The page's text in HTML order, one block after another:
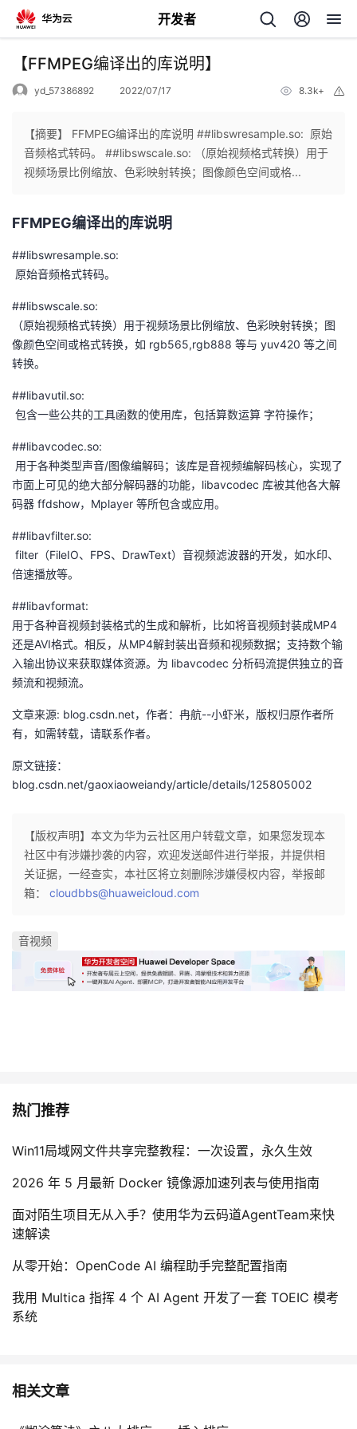
开发者
返
人
主
页
我
的
开
发
我
的
博
客
我
的
论
坛
我
的
圈
子
我
的
直
播
我
的
活
动
我
的
关
注
我
开
发
学
堂
的
我
验
收
藏
我
的
Programs
我
的
持
我
议
【FFMPEG编译出的库说明】
yd_57386892 2022/07/17 8.3k+
【摘要】 FFMPEG编译出的库说明 ##libswresample.so: ​ 原始
音频格式转码。 ##libswscale.so: ​（原始视频格式转换）用于
视频场景比例缩放、色彩映射转换；图像颜色空间或格...
FFMPEG编译出的库说明
##libswresample.so:
​ 原始音频格式转码。
##libswscale.so:
​（原始视频格式转换）用于视频场景比例缩放、色彩映射转换；图
像颜色空间或格式转换，如 rgb565,rgb888 等与 yuv420 等之间
转换。
##libavutil.so:
​ 包含一些公共的工具函数的使用库，包括算数运算 字符操作；
##libavcodec.so:
​ 用于各种类型声音/图像编解码；该库是音视频编解码核心，实现了
市面上可见的绝大部分解码器的功能，libavcodec 库被其他各大解
码器 ffdshow，Mplayer 等所包含或应用。
##libavfilter.so:
​ filter（FileIO、FPS、DrawText）音视频滤波器的开发，如水印、
倍速播放等。
##libavformat: ​
用于各种音视频封装格式的生成和解析，比如将音视频封装成MP4
还是AVI格式。相反，从MP4解封装出音频和视频数据；支持数个输
入输出协议来获取媒体资源。为 libavcodec 分析码流提供独立的音
频流和视频流。
文章来源: blog.csdn.net，作者：冉航--小虾米，版权归原作者所
有，如需转载，请联系作者。
原文链接：
blog.csdn.net/gaoxiaoweiandy/article/details/125805002
【版权声明】本文为华为云社区用户转载文章，如果您发现本
社区中有涉嫌抄袭的内容，欢迎发送邮件进行举报，并提供相
关证据，一经查实，本社区将立刻删除涉嫌侵权内容，举报邮
箱： cloudbbs@huaweicloud.com
音视频
热门推荐
Win11局域网文件共享完整教程：一次设置，永久生效
2026 年 5 月最新 Docker 镜像源加速列表与使用指南
面对陌生项目无从入手？使用华为云码道AgentTeam来快
速解读
从零开始：OpenCode AI 编程助手完整配置指南
我用 Multica 指挥 4 个 AI Agent 开发了一套 TOEIC 模考
系统
相关文章